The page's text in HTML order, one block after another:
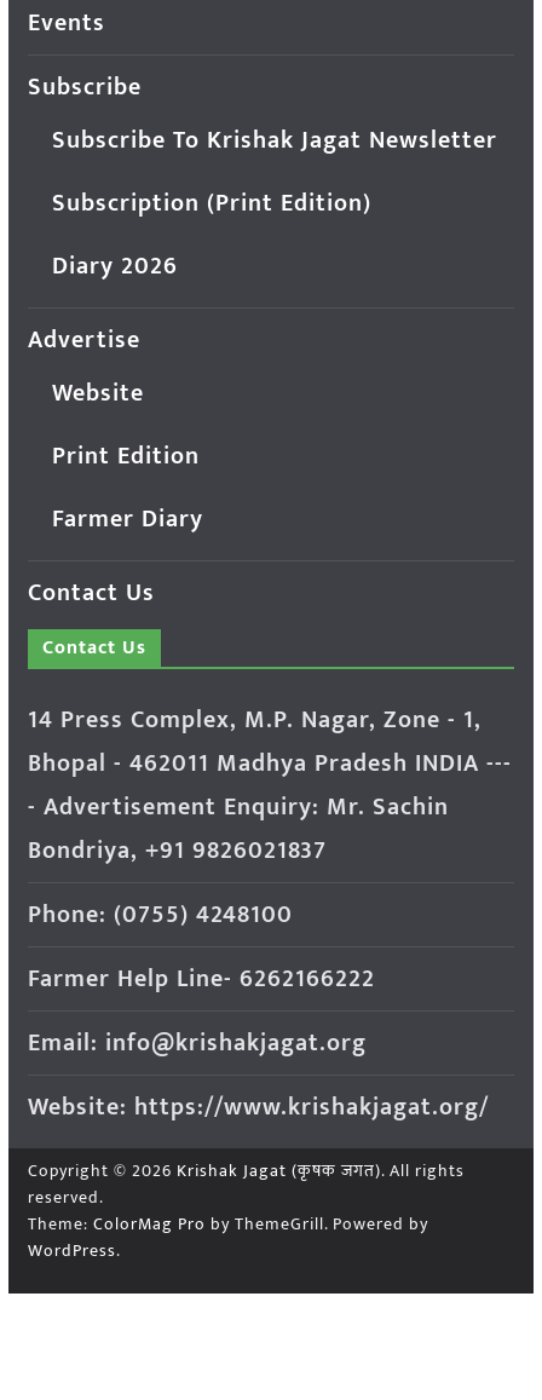
Events
Subscribe
Subscribe To Krishak Jagat Newsletter
Subscription (Print Edition)
Diary 2026
Advertise
Website
Print Edition
Farmer Diary
Contact Us
Contact Us
14 Press Complex, M.P. Nagar, Zone - 1,
Bhopal - 462011 Madhya Pradesh INDIA ---
- Advertisement Enquiry: Mr. Sachin
Bondriya, +91 9826021837
Phone: (0755) 4248100
Farmer Help Line- 6262166222
Email: info@krishakjagat.org
Website: https://www.krishakjagat.org/
Copyright © 2026 Krishak Jagat (कृषक जगत). All rights
reserved.
Theme: ColorMag Pro by ThemeGrill. Powered by
WordPress.